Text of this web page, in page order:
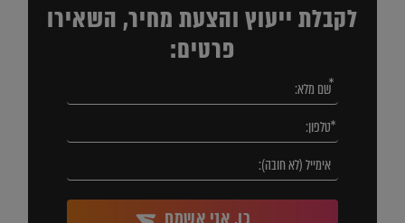
לקבלת ייעוץ והצעת מחיר, השאירו
פרטים: